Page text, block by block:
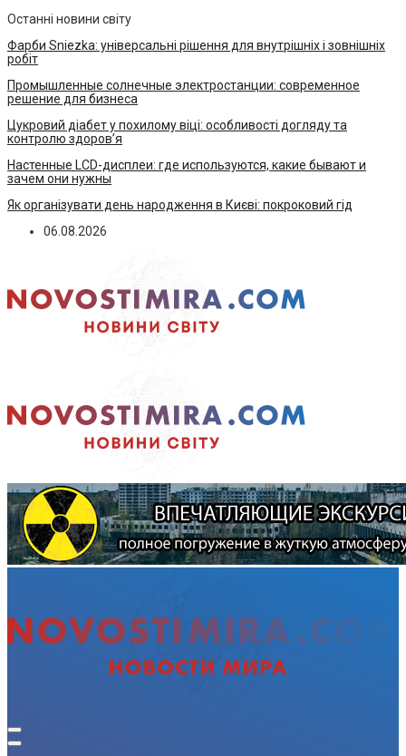
Останні новини світу
Фарби Sniezka: універсальні рішення для внутрішніх і зовнішніх
робіт
Промышленные солнечные электростанции: современное
решение для бизнеса
Цукровий діабет у похилому віці: особливості догляду та
контролю здоров’я
Настенные LCD-дисплеи: где используются, какие бывают и
зачем они нужны
Як організувати день народження в Києві: покроковий гід
06.08.2026